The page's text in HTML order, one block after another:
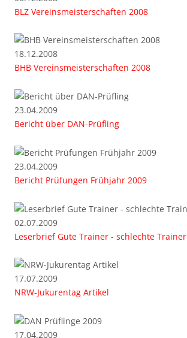
BLZ Vereinsmeisterschaften 2008
18.12.2008
BHB Vereinsmeisterschaften 2008
23.04.2009
Bericht über DAN-Prüfling
23.04.2009
Bericht Prüfungen Frühjahr 2009
02.07.2009
Leserbrief Gute Trainer - schlechte Trainer
17.07.2009
NRW-Jukurentag Artikel
17.04.2009